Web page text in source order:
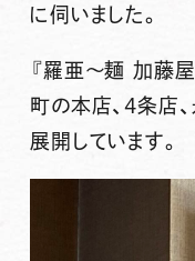
に伺いました。
『羅亜〜麺 加藤屋
町の本店、4条店
展開しています。